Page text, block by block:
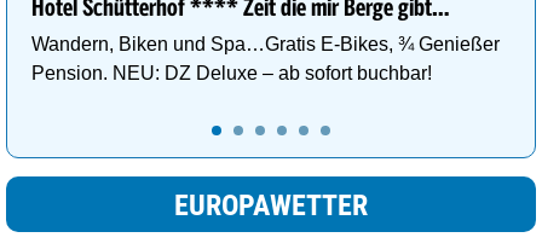
Hotel Schütterhof **** Zeit die mir Berge gibt…
Wandern, Biken und Spa…Gratis E-Bikes, ¾ Genießer
Pension. NEU: DZ Deluxe – ab sofort buchbar!
EUROPAWETTER